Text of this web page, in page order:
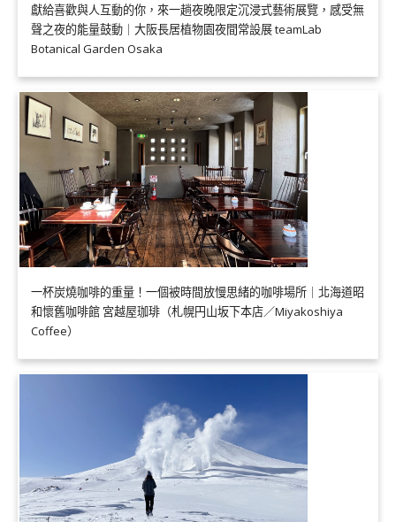
獻給喜歡與人互動的你，來一趟夜晚限定沉浸式藝術展覽，感受無
聲之夜的能量鼓動｜大阪長居植物園夜間常設展 teamLab
Botanical Garden Osaka
一杯炭燒咖啡的重量！一個被時間放慢思緒的咖啡場所｜北海道昭
和懷舊咖啡館 宮越屋珈琲（札幌円山坂下本店／Miyakoshiya
Coffee）